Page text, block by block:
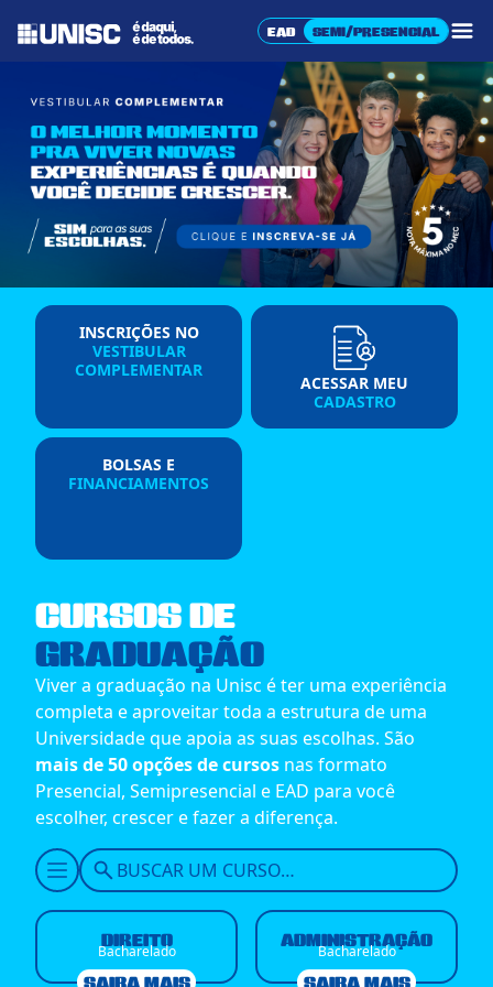
UNISC – Universidade de Santa
EAD SEMI/PRESENCIAL
INSCRIÇÕES NO
VESTIBULAR
COMPLEMENTAR
ACESSAR MEU
CADASTRO
BOLSAS E
FINAN­CIAMENTOS
CURSOS DE
GRADUAÇÃO
Viver a graduação na Unisc é ter uma experiência
completa e aproveitar toda a estrutura de uma
Universidade que apoia as suas escolhas. São
mais de 50 opções de cursos nas formato
Presencial, Semipresencial e EAD para você
escolher, crescer e fazer a diferença.
DIREITO
Bacharelado
SAIBA MAIS
ADMINISTRAÇÃO
Bacharelado
SAIBA MAIS